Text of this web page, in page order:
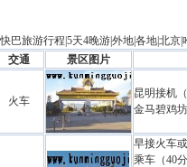
快巴旅游行程|5天4晚游|外地|各地|北京
交通 景区图片
火车
昆明接机
金马碧鸡
早接火车或
乘车（40